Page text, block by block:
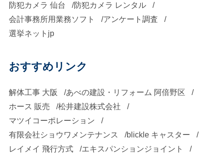
防犯カメラ 仙台
防犯カメラ レンタル
会計事務所用業務ソフト
アンケート調査
選挙ネットjp
おすすめリンク
解体工事 大阪
あべの建設・リフォーム 阿倍野区
ホース 販売
松井建設株式会社
マツイコーポレーション
有限会社ショウワメンテナンス
blickle キャスター
レイメイ 飛行方式
エキスパンションジョイント